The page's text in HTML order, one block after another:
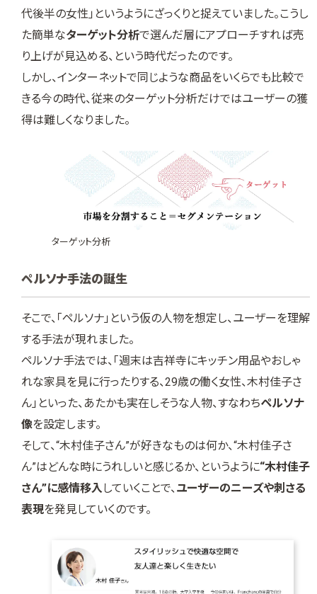
代後半の女性」というようにざっくりと捉えていました。こうし
た簡単なターゲット分析で選んだ層にアプローチすれば売
り上げが見込める、という時代だったのです。
しかし、インターネットで同じような商品をいくらでも比較で
きる今の時代、従来のターゲット分析だけではユーザーの獲
得は難しくなりました。
ターゲット分析
ペルソナ手法の誕生
そこで、「ペルソナ」という仮の人物を想定し、ユーザーを理解
する手法が現れました。
ペルソナ手法では、「週末は吉祥寺にキッチン用品やおしゃ
れな家具を見に行ったりする、29歳の働く女性、木村佳子さ
ん」といった、あたかも実在しそうな人物、すなわちペルソナ
像を設定します。
そして、“木村佳子さん”が好きなものは何か、“木村佳子さ
ん”はどんな時にうれしいと感じるか、というように“木村佳子
さん”に感情移入していくことで、 ユーザーのニーズや刺さる
表現を発見していくのです。